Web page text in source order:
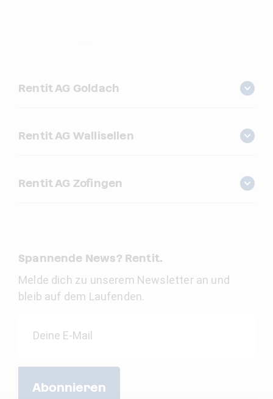
Rentit AG Goldach
Rentit AG Wallisellen
Rentit AG Zofingen
Spannende News? Rentit.
Melde dich zu unserem Newsletter an und
bleib auf dem Laufenden.
Abonnieren